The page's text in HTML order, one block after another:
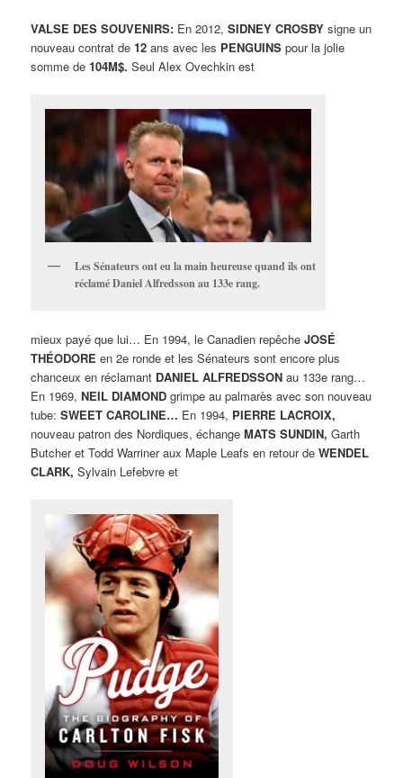
VALSE DES SOUVENIRS: En 2012,SIDNEY CROSBY signe un
nouveau contrat de12 ans avec les PENGUINS pour la jolie
somme de104M$. Seul Alex Ovechkin est
Les Sénateurs ont eu la main heureuse quand ils ont
réclamé Daniel Alfredsson au 133e rang.
mieux payé que lui… En 1994, le Canadien repêcheJOSÉ
THÉODORE en 2e ronde et les Sénateurs sont encore plus
chanceux en réclamant DANIEL ALFREDSSON au 133e rang…
En 1969,NEIL DIAMOND grimpe au palmarès avec son nouveau
tube:SWEET CAROLINE… En 1994, PIERRE LACROIX,
nouveau patron des Nordiques, échangeMATS SUNDIN, Garth
Butcher et Todd Warriner aux Maple Leafs en retour deWENDEL
CLARK, Sylvain Lefebvre et